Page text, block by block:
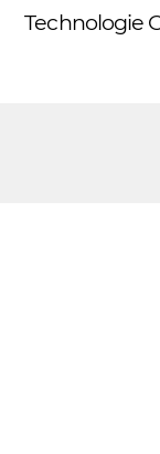
SkipTechnologie